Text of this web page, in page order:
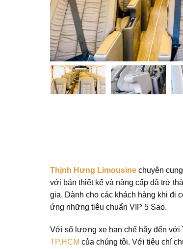
Thịnh Hưng Limousine chuyên
với bản thiết kế và nâng cấp đã trở
gia, Dành cho các khách hàng khi đi
ứng những tiêu chuẩn VIP 5 Sao.
Với số lượng xe hạn chế hãy đến với
TP.HCM của chúng tôi. Với tiêu chí